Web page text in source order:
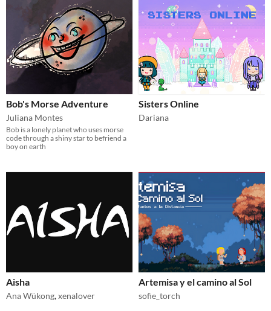
Bob's Morse Adventure
Juliana Montes
Bob is a lonely planet who uses morse
code through a shiny star to befriend a
boy on earth
Sisters Online
Dariana
Aisha
Ana Wükong,xenalover
Artemisa y el camino al Sol
sofie_torch